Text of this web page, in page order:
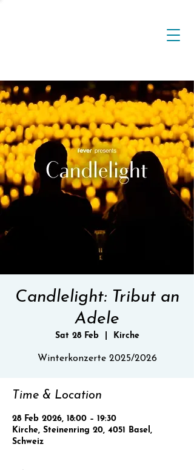
Candlelight: Tribut an
Adele
Sat 28 Feb
  |
Kirche
Winterkonzerte 2025/2026
Time & Location
28 Feb 2026, 18:00 – 19:30
Kirche, Steinenring 20, 4051 Basel,
Schweiz